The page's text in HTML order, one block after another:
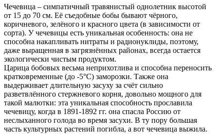
Чечевица – симпатичный травянистый однолетник высотой
от 15 до 70 см. Её съедобные бобы бывают чёрного,
коричневого, зелёного и красного цвета (в зависимости от
сорта). У чечевицы есть уникальная особенность: она не
способна накапливать нитраты и радионуклиды, поэтому,
даже выращенная в загрязнённых районах, всегда остается
экологически чистым продуктом.
Царица бобовых весьма неприхотлива и способна переносить
кратковременные (до -5°C) заморозки. Также она
выдерживает длительную засуху за счёт сильно
разветвлённого стержневого корня, довольно мощного для
такой малютки: эта уникальная способность прославила
чечевицу, когда в 1891-1892 гг. она спасла Россию от
неслыханного голода во время засухи. В ту пору большая
часть культурных растений погибла, а вот чечевица выжила.